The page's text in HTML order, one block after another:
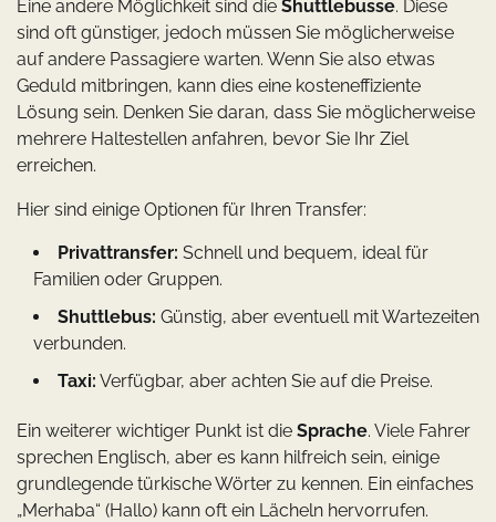
Eine andere Möglichkeit sind die Shuttlebusse. Diese
sind oft günstiger, jedoch müssen Sie möglicherweise
auf andere Passagiere warten. Wenn Sie also etwas
Geduld mitbringen, kann dies eine kosteneffiziente
Lösung sein. Denken Sie daran, dass Sie möglicherweise
mehrere Haltestellen anfahren, bevor Sie Ihr Ziel
erreichen.
Hier sind einige Optionen für Ihren Transfer:
Privattransfer: Schnell und bequem, ideal für
Familien oder Gruppen.
Shuttlebus: Günstig, aber eventuell mit Wartezeiten
verbunden.
Taxi: Verfügbar, aber achten Sie auf die Preise.
Ein weiterer wichtiger Punkt ist die Sprache. Viele Fahrer
sprechen Englisch, aber es kann hilfreich sein, einige
grundlegende türkische Wörter zu kennen. Ein einfaches
„Merhaba“ (Hallo) kann oft ein Lächeln hervorrufen.